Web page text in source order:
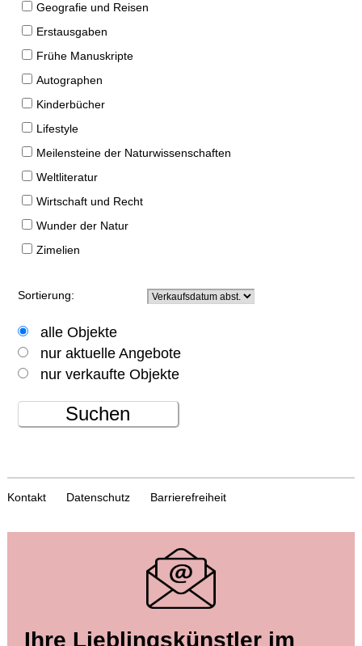
Geografie und Reisen
Erstausgaben
Frühe Manuskripte
Autographen
Kinderbücher
Lifestyle
Meilensteine der Naturwissenschaften
Weltliteratur
Wirtschaft und Recht
Wunder der Natur
Zimelien
Sortierung:
alle Objekte
nur aktuelle Angebote
nur verkaufte Objekte
Suchen
Kontakt Datenschutz Barrierefreiheit
Ihre Lieblingskünstler im